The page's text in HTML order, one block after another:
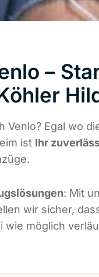
–
Venlo? Egal wo
ist Ihr
: Mit
wir sicher,
wie möglich